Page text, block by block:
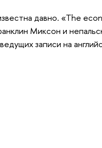
давно. «The
Миксон и
записи на